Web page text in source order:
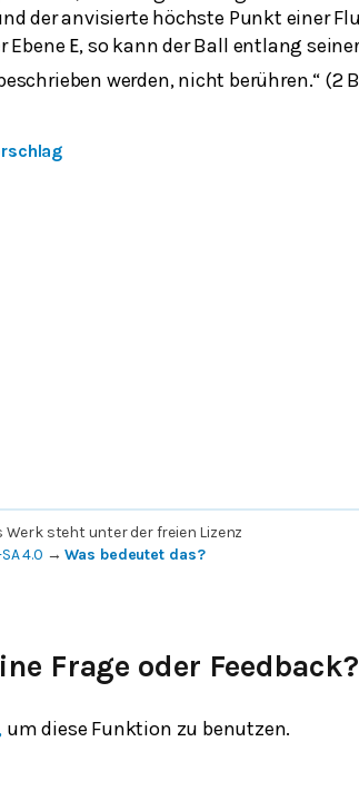
der anvisierte höchste Punkt einer
Ebene E, so kann der Ball entlang
werden, nicht berühren.“ (2
Werk steht unter der freien Lizenz
4.0 →Was bedeutet das?
Frage oder Feedback?
um diese Funktion zu benutzen.